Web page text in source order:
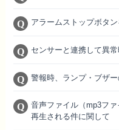
アラームストップボタ
センサーと連携して異
警報時、ランプ・ブザ
音声ファイル（mp3フ
再生される件に関して